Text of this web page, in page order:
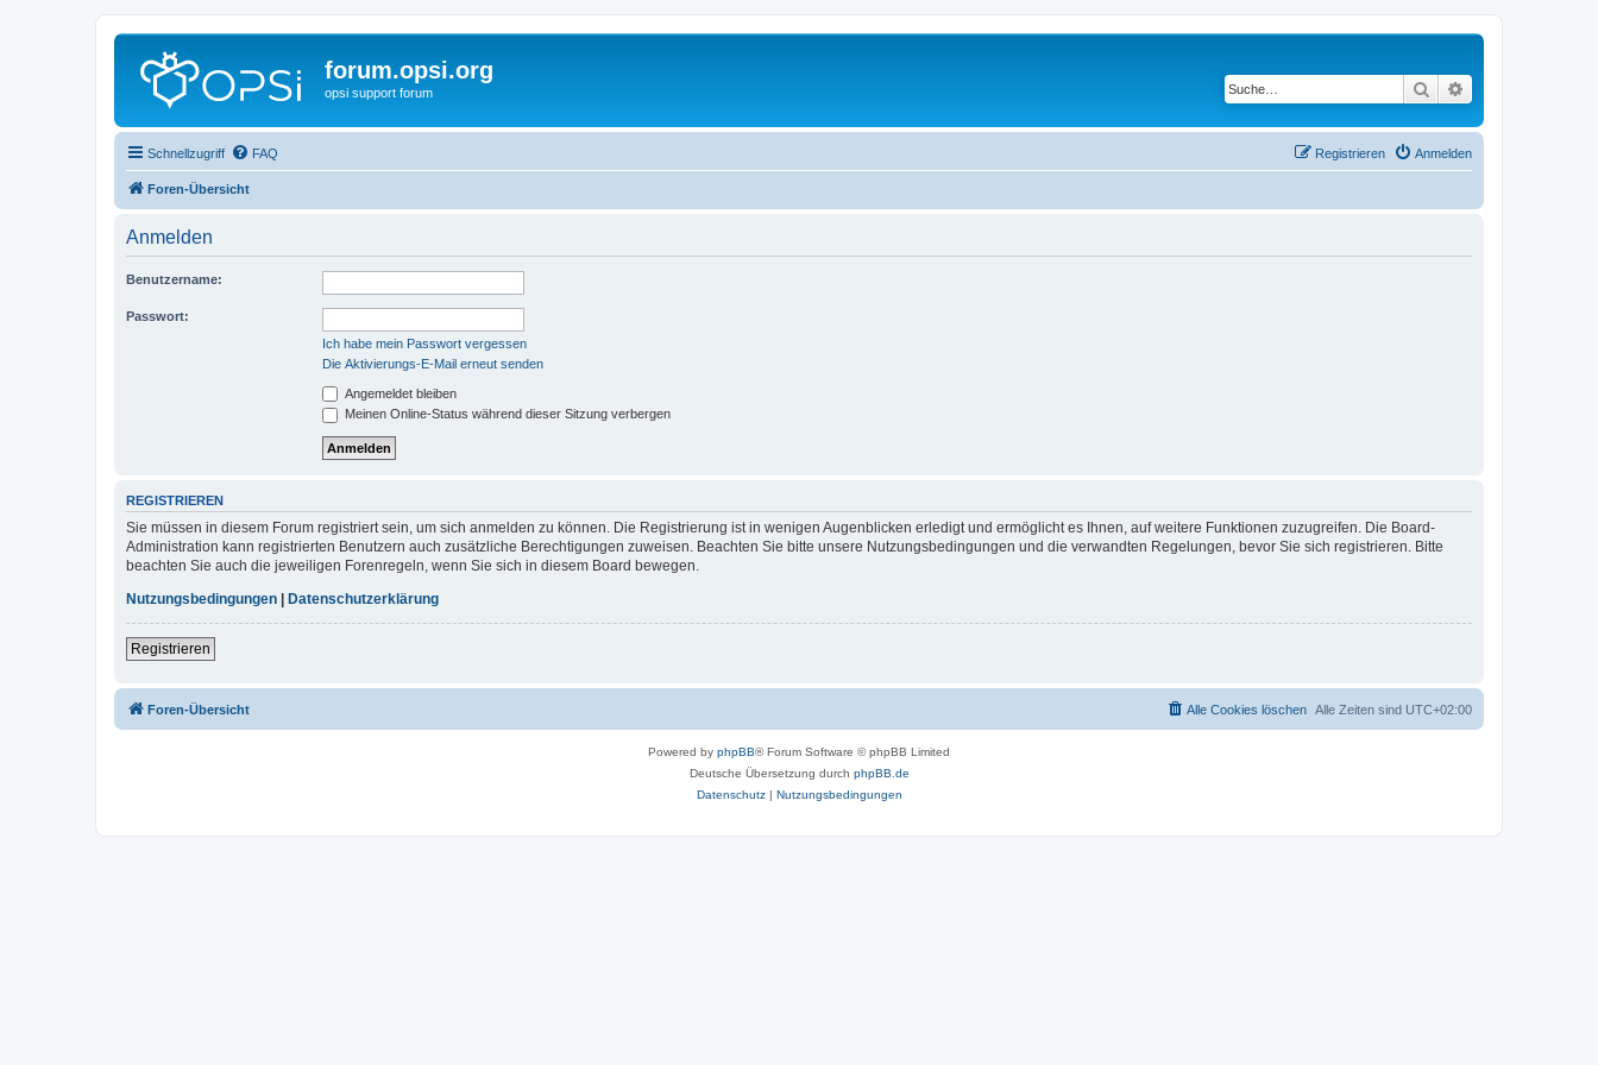
forum.opsi.org
opsi support forum Suche
Schnellzugriff FAQ Anmelden
Registrieren
Foren-Übersicht
Anmelden
Benutzername:
Passwort:
Ich habe mein Passwort vergessen
Die Aktivierungs-E-Mail erneut senden
Angemeldet bleiben
Meinen Online-Status während dieser Sitzung verbergen
REGISTRIEREN
Sie müssen in diesem Forum registriert sein, um sich anmelden zu können. Die Registrierung ist in wenigen Augenblicken erledigt und ermöglicht es Ihnen, auf weitere Funktionen zuzugreifen. Die Board-
Administration kann registrierten Benutzern auch zusätzliche Berechtigungen zuweisen. Beachten Sie bitte unsere Nutzungsbedingungen und die verwandten Regelungen, bevor Sie sich registrieren. Bitte
beachten Sie auch die jeweiligen Forenregeln, wenn Sie sich in diesem Board bewegen.
Nutzungsbedingungen
Datenschutzerklärung
Registrieren
Foren-Übersicht Alle Zeiten sind UTC+02:00
Alle Cookies löschen
Powered by phpBB® Forum Software © phpBB Limited
Deutsche Übersetzung durch phpBB.de
Datenschutz| Nutzungsbedingungen